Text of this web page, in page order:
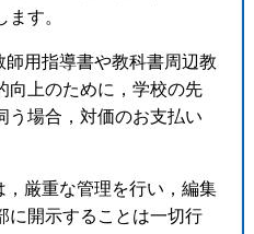
す。
用指導書や教科書周辺教
向上のために，学校の先
う場合，対価のお支払い
厳重な管理を行い，編集
に開示することは一切行